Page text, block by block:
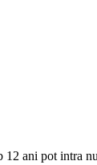
ani pot intra